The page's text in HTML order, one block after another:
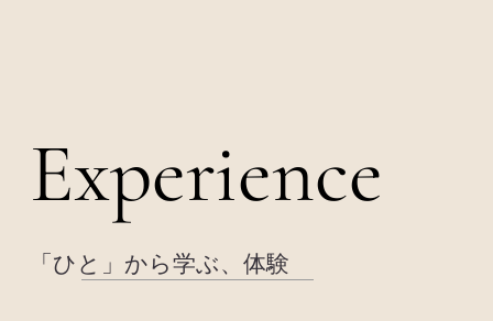
Experience
Experience
​「ひと」から学ぶ、体験